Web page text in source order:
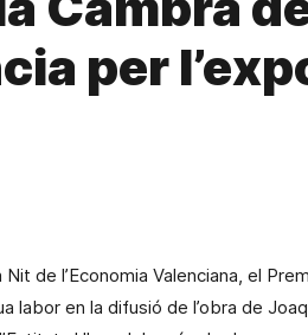
per
de l’Economia Valenciana, el
labor en la difusió de l’obra de